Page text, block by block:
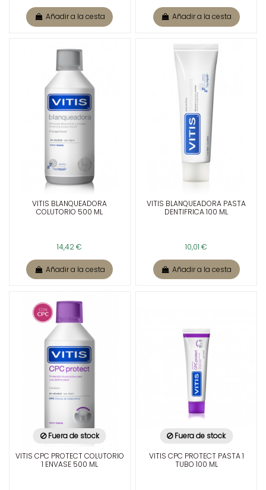
Añadir a la cesta Añadir a la cesta
VITIS BLANQUEADORA
COLUTORIO 500 ML
14,42 €
Añadir a la cesta
VITIS BLANQUEADORA PASTA
DENTIFRICA 100 ML
10,01 €
Añadir a la cesta
Fuera de stock
VITIS CPC PROTECT COLUTORIO
1 ENVASE 500 ML
Fuera de stock
VITIS CPC PROTECT PASTA 1
TUBO 100 ML